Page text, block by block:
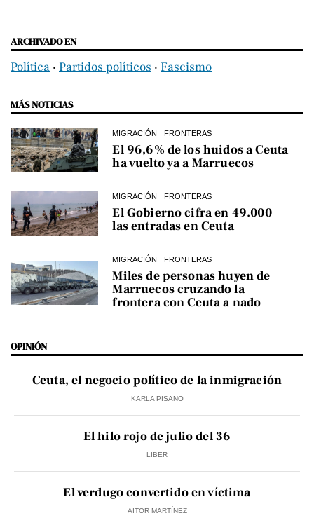
ARCHIVADO EN
Política ‧ Partidos políticos ‧ Fascismo
MÁS NOTICIAS
MIGRACIÓN FRONTERAS
El 96,6% de los huidos a Ceuta
ha vuelto ya a Marruecos
MIGRACIÓN FRONTERAS
El Gobierno cifra en 49.000
las entradas en Ceuta
MIGRACIÓN FRONTERAS
Miles de personas huyen de
Marruecos cruzando la
frontera con Ceuta a nado
OPINIÓN
Ceuta, el negocio político de la inmigración
KARLA PISANO
El hilo rojo de julio del 36
LIBER
El verdugo convertido en víctima
AITOR MARTÍNEZ